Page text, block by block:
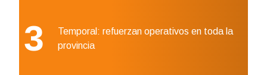
3
Temporal: refuerzan operativos en toda la
provincia